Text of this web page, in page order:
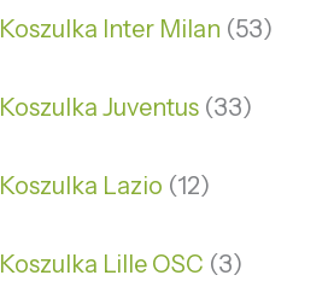
Koszulka Inter Milan 53
Koszulka Juventus 33
Koszulka Lazio 12
Koszulka Lille OSC 3